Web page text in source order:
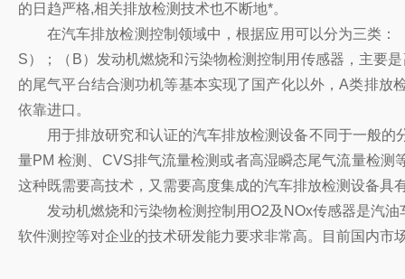
的日趋严格,相关排放检测技术也不断地*。
在汽车排放检测控制领域中，根据应用可以分为三类
S）；（B）发动机燃烧和污染物检测控制用传感器，主要
的尾气平台结合测功机等基本实现了国产化以外，A类排放
依靠进口。
用于排放研究和认证的汽车排放检测设备不同于一般
量PM 检测、CVS排气流量检测或者高湿瞬态尾气流量检
这种既需要高技术，又需要高度集成的汽车排放检测设备具
发动机燃烧和污染物检测控制用O2及NOx传感器是汽
软件测控等对企业的技术研发能力要求非常高。目前国内市